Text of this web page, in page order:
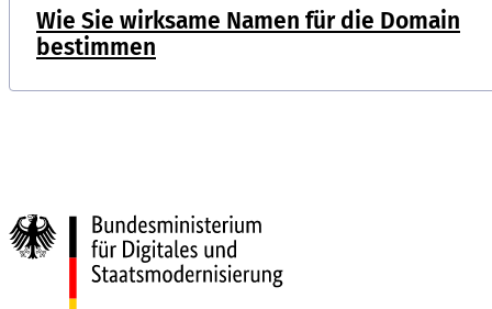
Wie Sie wirksame Namen für die Domain
bestimmen